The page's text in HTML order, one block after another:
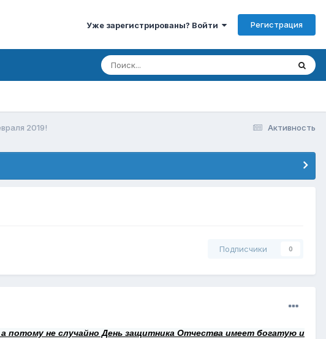
Уже зарегистрированы? Войти Регистрация
Активность
2019!
Подписчики 0
потому не случайно День защитника Отчества имеет богатую и